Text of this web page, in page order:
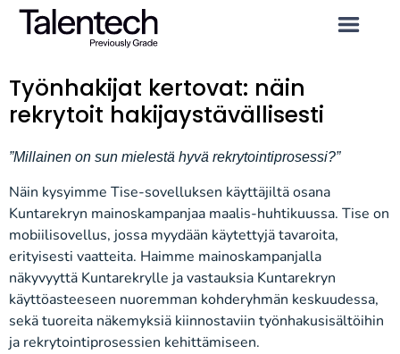
Työnhakijat kertovat: näin
rekrytoit hakijaystävällisesti
”Millainen on sun mielestä hyvä rekrytointiprosessi?”
Näin kysyimme Tise-sovelluksen käyttäjiltä osana
Kuntarekryn mainoskampanjaa maalis-huhtikuussa. Tise on
mobiilisovellus, jossa myydään käytettyjä tavaroita,
erityisesti vaatteita. Haimme mainoskampanjalla
näkyvyyttä Kuntarekrylle ja vastauksia Kuntarekryn
käyttöasteeseen nuoremman kohderyhmän keskuudessa,
sekä tuoreita näkemyksiä kiinnostaviin työnhakusisältöihin
ja rekrytointiprosessien kehittämiseen.